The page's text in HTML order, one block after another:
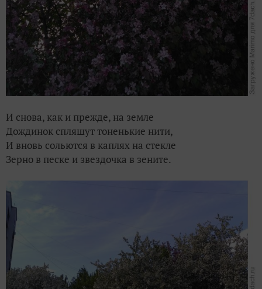
И снова, как и прежде, на земле
Дождинок спляшут тоненькие нити,
И вновь сольются в каплях на стекле
Зерно в песке и звездочка в зените.